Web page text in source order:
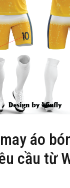
áo
cầu từ